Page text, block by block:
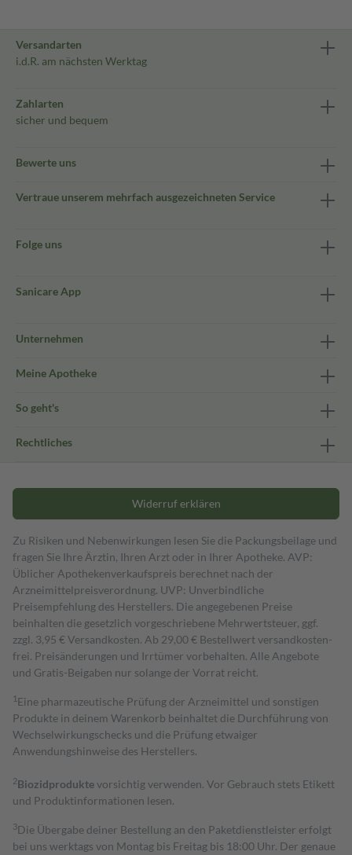
Versandarten
i.d.R. am nächsten Werktag
Zahlarten
sicher und bequem
Bewerte uns
Vertraue unserem mehrfach ausgezeichneten Service
Folge uns
Sanicare App
Unternehmen
Meine Apotheke
So geht's
Rechtliches
Widerruf erklären
Zu Risiken und Nebenwirkungen lesen Sie die Packungsbeilage und
fragen Sie Ihre Ärztin, Ihren Arzt oder in Ihrer Apotheke. AVP:
Üblicher Apothekenverkaufspreis berechnet nach der
Arzneimittelpreisverordnung. UVP: Unverbindliche
Preisempfehlung des Herstellers. Die angegebenen Preise
beinhalten die gesetzlich vorgeschriebene Mehrwertsteuer, ggf.
zzgl. 3,95 € Versandkosten. Ab 29,00 € Bestell­wert versand­kosten­
frei. Preisänderungen und Irrtümer vorbehalten. Alle Angebote
und Gratis-Beigaben nur solange der Vorrat reicht.
1 Eine pharmazeutische Prüfung der Arzneimittel und sonstigen
Produkte in deinem Warenkorb beinhaltet die Durchführung von
Wechselwirkungschecks und die Prüfung etwaiger
Anwendungshinweise des Herstellers.
2Biozidproduktevorsichtig verwenden. Vor Gebrauch stets Etikett
und Produktinformationen lesen.
3Die Übergabe deiner Bestellung an den Paketdienstleister erfolgt
bei uns werktags von Montag bis Freitag bis 18:00 Uhr. Der genaue